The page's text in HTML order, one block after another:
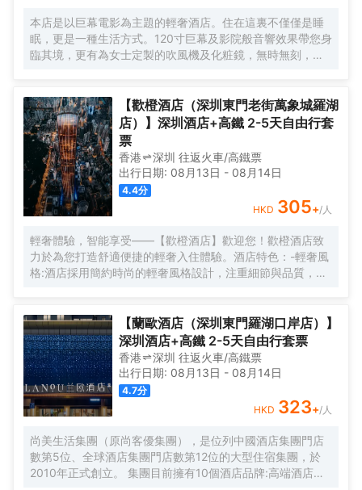
本店是以巨幕電影為主題的輕奢酒店。住在這裏不僅僅是睡
眠，更是一種生活方式。120寸巨幕及影院般音響效果帶您身
臨其境，更有為女士定製的吹風機及化粧鏡，無時無刻，呈
【歡橙酒店（深圳東門老街萬象城羅湖
店）】深圳酒店+高鐵 2-5天自由行套
票
香港 深圳 往返火車/高鐵票
出行日期: 08月13日 - 08月14日
4.4分
HKD 305+/人
輕奢體驗，智能享受——【歡橙酒店】歡迎您！歡橙酒店致
力於為您打造舒適便捷的輕奢入住體驗。酒店特色：-輕奢風
格:酒店採用簡約時尚的輕奢風格設計，注重細節與品質，為
技帶來的便捷。-舒適享受:24小時熱水即開即熱，無需等
待，為您洗去一身疲憊。-影音娛樂:部分房間配備高清投影
儀，打造私人影院，享受震撼視聽盛宴。-貼心服務:酒店設有
洗衣房，並提供烘乾服務，解決您的洗衣煩惱，讓旅途更加
輕鬆自在。歡橙酒店是您商務出行、休閒度假的理想之選。
期待您的光臨！温馨提示，圖片僅供參考，無法涵蓋所有房
型，詳細的實物照片請諮詢酒店。
【蘭歐酒店（深圳東門羅湖口岸店）】
深圳酒店+高鐵 2-5天自由行套票
香港 深圳 往返火車/高鐵票
出行日期: 08月13日 - 08月14日
4.7分
HKD 323+/人
尚美生活集團（原尚客優集團），是位列中國酒店集團門店
數第5位、全球酒店集團門店數第12位的大型住宿集團，於
2010年正式創立。 集團目前擁有10個酒店品牌:高端酒店品